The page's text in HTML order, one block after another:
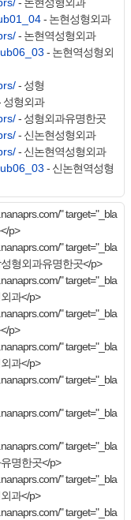
- 논현성형외과
- 논현성형외과
- 논현역성형외과
- 논현역성형외
- 성형
성형외과
- 성형외과유명한곳
- 신논현성형외과
- 신논현역성형외과
- 신논현역성형
" target="_bla
p>
" target="_bla
형외과유명한곳</p>
" target="_bla
과</p>
" target="_bla
p>
" target="_bla
과</p>
" target="_bla
" target="_bla
" target="_bla
명한곳</p>
" target="_bla
과</p>
" target="_bla